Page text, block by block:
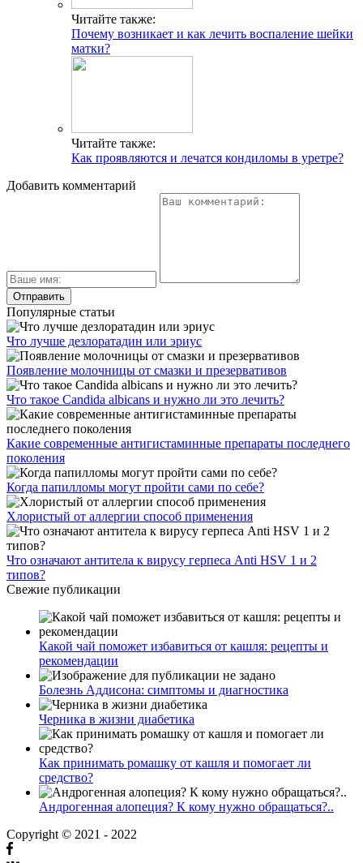
Читайте также:
Почему возникает и как лечить воспаление шейки
матки?
Читайте также:
Как проявляются и лечатся кондиломы в уретре?
Добавить комментарий
Популярные статьи
Что лучше дезлоратадин или эриус
Появление молочницы от смазки и презервативов
Что такое Candida albicans и нужно ли это лечить?
Какие современные антигистаминные препараты последнего
поколения
Когда папилломы могут пройти сами по себе?
Хлористый от аллергии способ применения
Что означают антитела к вирусу герпеса Anti HSV 1 и 2
типов?
Свежие публикации
Какой чай поможет избавиться от кашля: рецепты и
рекомендации
Болезнь Аддисона: симптомы и диагностика
Черника в жизни диабетика
Как принимать ромашку от кашля и помогает ли
средство?
Андрогенная алопеция? К кому нужно обращаться?..
Copyright © 2021 - 2022